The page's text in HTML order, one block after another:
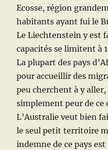
Ecosse, région
habitants ayant fui le
Le Liechtenstein y est
capacités se limitent à
La plupart des pays
pour accueillir des
peu cherchent à y
simplement peur de
L’Australie veut bien
le seul petit territoire
indemne de ce pays